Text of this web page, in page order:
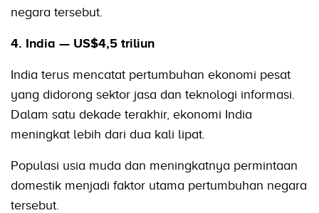
negara tersebut.
4. India — US$4,5 triliun
India terus mencatat pertumbuhan ekonomi pesat
yang didorong sektor jasa dan teknologi informasi.
Dalam satu dekade terakhir, ekonomi India
meningkat lebih dari dua kali lipat.
Populasi usia muda dan meningkatnya permintaan
domestik menjadi faktor utama pertumbuhan negara
tersebut.